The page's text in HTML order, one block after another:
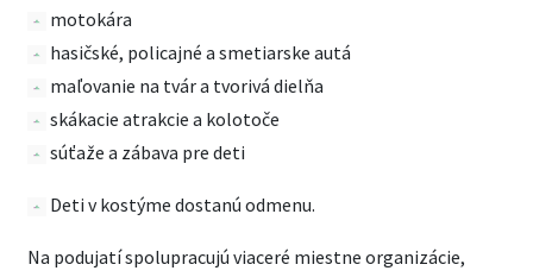
motokára
hasičské, policajné a smetiarske autá
maľovanie na tvár a tvorivá dielňa
skákacie atrakcie a kolotoče
súťaže a zábava pre deti
Deti v kostýme dostanú odmenu.
Na podujatí spolupracujú viaceré miestne organizácie,